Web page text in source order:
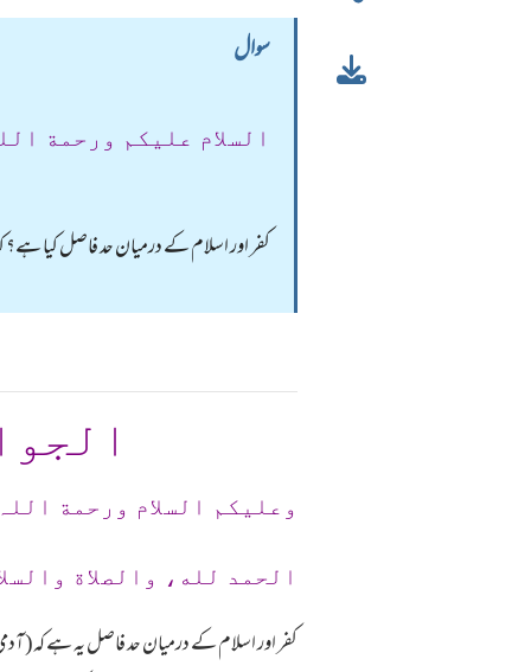
سوال
السلام عليكم ورحمة
کفر اور اسلام کے درمیان حد فاصل کیا ہے؟
وعلیکم السلام ورحمة
الحمد لله، والصلاة
کفر اور اسلام کے درمیان حد فاصل یہ ہے